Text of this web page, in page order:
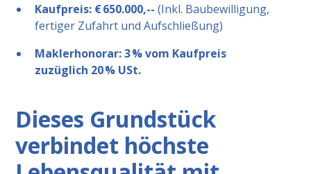
Kaufpreis: € 650.000,-- (Inkl. Baubewilligung,
fertiger Zufahrt und Aufschließung)
Maklerhonorar: 3 % vom Kaufpreis
zuzüglich 20 % USt.
Dieses Grundstück
verbindet höchste